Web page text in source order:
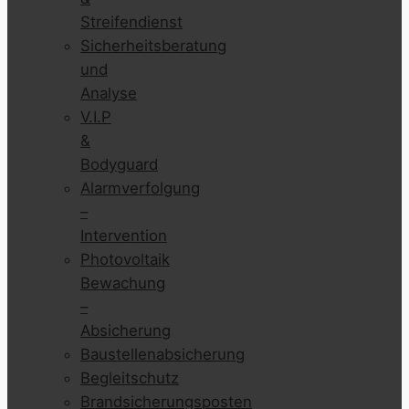
Streifendienst
Sicherheitsberatung
und
Analyse
V.I.P
&
Bodyguard
Alarmverfolgung
–
Intervention
Photovoltaik
Bewachung
–
Absicherung
Baustellenabsicherung
Begleitschutz
Brandsicherungsposten